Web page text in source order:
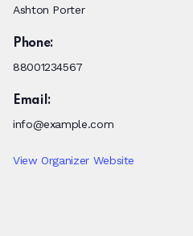
Ashton Porter
Phone:
88001234567
Email:
info@example.com
View Organizer Website